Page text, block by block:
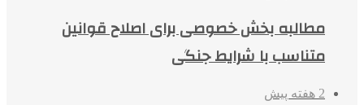
مطالبه بخش خصوصی برای اصلاح قوانین
متناسب با شرایط جنگی
2 هفته پیش